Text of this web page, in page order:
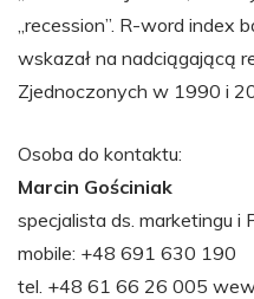
„recession”. R-word index
wskazał na nadciągającą
Zjednoczonych w 1990 i
Osoba do kontaktu:
Marcin Gościniak
specjalista ds. marketingu i
mobile: +48 691 630 190
tel. +48 61 66 26 005